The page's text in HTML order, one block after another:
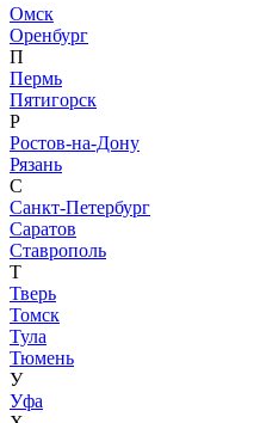
Омск
Оренбург
П
Пермь
Пятигорск
Р
Ростов-на-Дону
Рязань
С
Санкт-Петербург
Саратов
Ставрополь
Т
Тверь
Томск
Тула
Тюмень
У
Уфа